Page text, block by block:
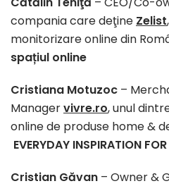
compania care deţine Zelist
monitorizare online din
spațiul online
Cristiana Motuzoc –
Managervivre.ro, unul
online de produse home &
EVERYDAY INSPIRATION
Cristian Găvan – Owner &